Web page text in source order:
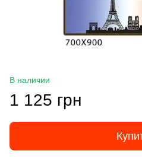
В наличии
1 125 грн